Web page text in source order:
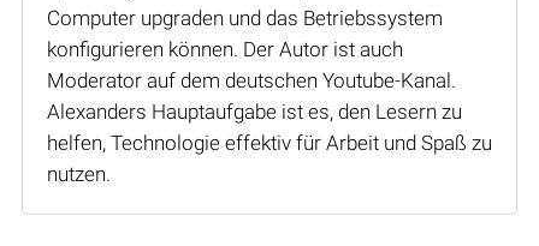
Computer upgraden und das Betriebssystem
konfigurieren können. Der Autor ist auch
Moderator auf dem deutschen Youtube-Kanal.
Alexanders Hauptaufgabe ist es, den Lesern zu
helfen, Technologie effektiv für Arbeit und Spaß zu
nutzen.